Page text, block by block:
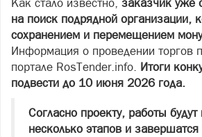
Как стало известно, заказчик уже
на поиск подрядной организации,
сохранением и перемещением
Информация о проведении торгов
портале RosTender.info. Итоги
подвести до 10 июня 2026 года.
Согласно проекту, работы будут
несколько этапов и завершатся